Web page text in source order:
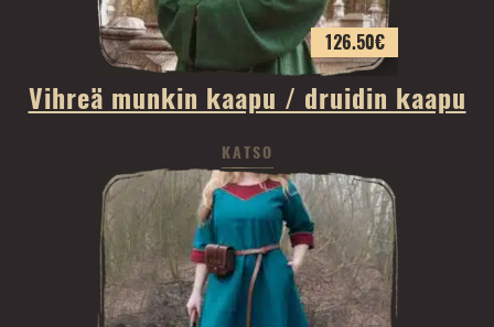
126.50€
Vihreä munkin kaapu / druidin kaapu
KATSO